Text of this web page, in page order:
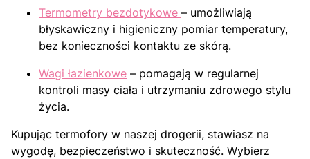
Termometry bezdotykowe – umożliwiają
błyskawiczny i higieniczny pomiar temperatury,
bez konieczności kontaktu ze skórą.
Wagi łazienkowe – pomagają w regularnej
kontroli masy ciała i utrzymaniu zdrowego stylu
życia.
Kupując termofory w naszej drogerii, stawiasz na
wygodę, bezpieczeństwo i skuteczność. Wybierz